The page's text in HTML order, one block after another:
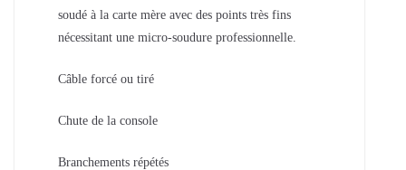
soudé à la carte mère avec des points très fins
nécessitant une micro-soudure professionnelle.
Câble forcé ou tiré
Chute de la console
Branchements répétés